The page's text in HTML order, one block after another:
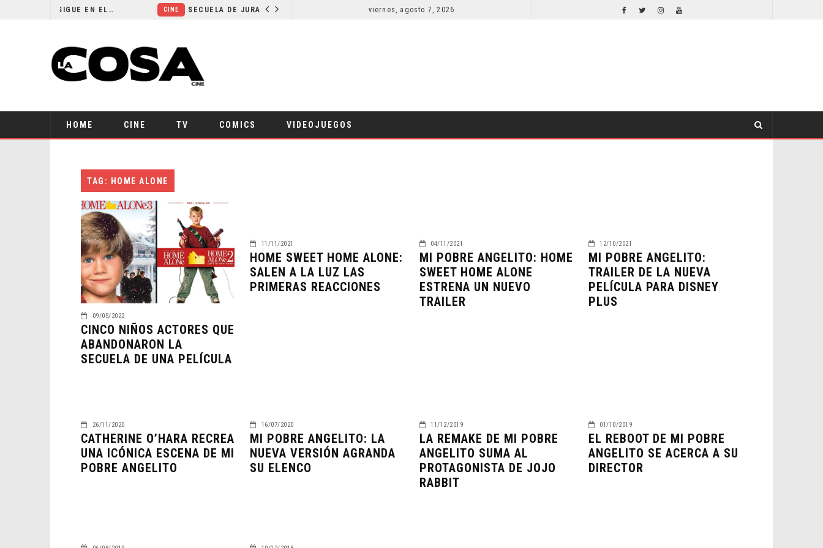
¿POR QUÉ FREE GUY 2 SIGUE EN EL LIMBO? viernes, agosto 7, 2026
HOME CINE TV COMICS VIDEOJUEGOS
TAG: HOME ALONE
09/05/2022
CINCO NIÑOS ACTORES QUE
ABANDONARON LA
SECUELA DE UNA PELÍCULA
11/11/2021
HOME SWEET HOME ALONE:
SALEN A LA LUZ LAS
PRIMERAS REACCIONES
04/11/2021
MI POBRE ANGELITO: HOME
SWEET HOME ALONE
ESTRENA UN NUEVO
TRAILER
12/10/2021
MI POBRE ANGELITO:
TRAILER DE LA NUEVA
PELÍCULA PARA DISNEY
PLUS
26/11/2020
CATHERINE O’HARA RECREA
UNA ICÓNICA ESCENA DE MI
POBRE ANGELITO
16/07/2020
MI POBRE ANGELITO: LA
NUEVA VERSIÓN AGRANDA
SU ELENCO
11/12/2019
LA REMAKE DE MI POBRE
ANGELITO SUMA AL
PROTAGONISTA DE JOJO
RABBIT
01/10/2019
EL REBOOT DE MI POBRE
ANGELITO SE ACERCA A SU
DIRECTOR